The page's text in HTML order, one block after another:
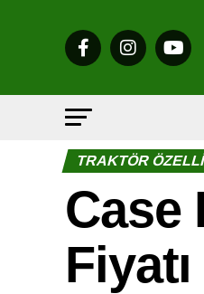
TRAKTÖR
Case
Fiyatı